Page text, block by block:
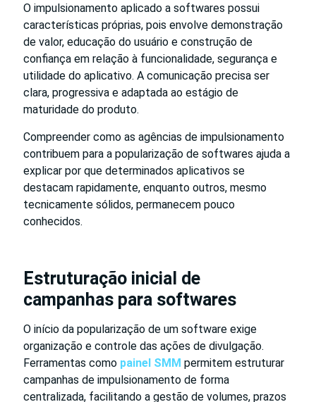
O impulsionamento aplicado a softwares possui
características próprias, pois envolve demonstração
de valor, educação do usuário e construção de
confiança em relação à funcionalidade, segurança e
utilidade do aplicativo. A comunicação precisa ser
clara, progressiva e adaptada ao estágio de
maturidade do produto.
Compreender como as agências de impulsionamento
contribuem para a popularização de softwares ajuda a
explicar por que determinados aplicativos se
destacam rapidamente, enquanto outros, mesmo
tecnicamente sólidos, permanecem pouco
conhecidos.
Estruturação inicial de
campanhas para softwares
O início da popularização de um software exige
organização e controle das ações de divulgação.
Ferramentas como painel SMM permitem estruturar
campanhas de impulsionamento de forma
centralizada, facilitando a gestão de volumes, prazos